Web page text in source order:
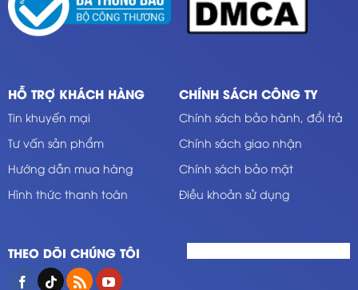
HỖ TRỢ KHÁCH HÀNG
Tin khuyến mại
Tư vấn sản phẩm
Hướng dẫn mua hàng
Hình thức thanh toán
CHÍNH SÁCH CÔNG TY
Chính sách bảo hành, đổi trả
Chính sách giao nhận
Chính sách bảo mật
Điều khoản sử dụng
THEO DÕI CHÚNG TÔI